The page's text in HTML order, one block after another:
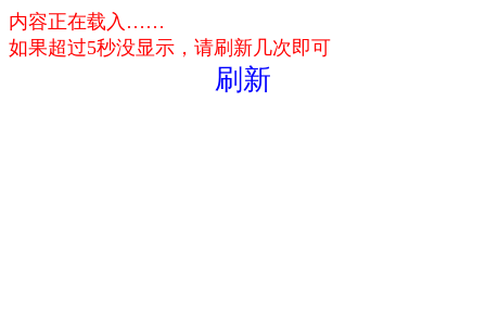
内容正在载入……
如果超过5秒没显示，请刷新几次即可
刷新